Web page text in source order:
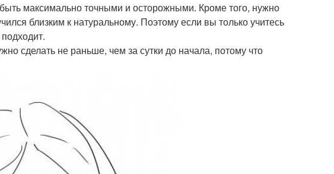
максимально точными и осторожными. Кроме того, нужно
близким к натуральному. Поэтому если вы только учитесь
сделать не раньше, чем за сутки до начала, потому что